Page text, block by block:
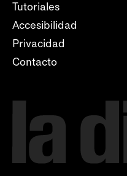
Tutoriales
Accesibilidad
Privacidad
Contacto